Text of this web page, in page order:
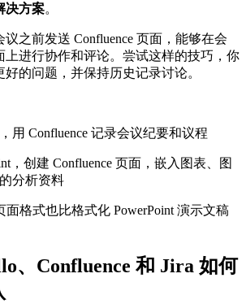
决方案。
前发送 Confluence 页面，能够在会
上进行协作和评论。尝试这样的技巧，你
的问题，并保持历史记录讨论。
用 Confluence 记录会议纪要和议程
，创建 Confluence 页面，嵌入图表、图
分析资料
面格式也比格式化 PowerPoint 演示文稿
、Confluence 和 Jira 如何